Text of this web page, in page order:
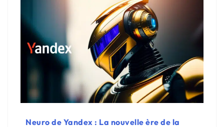
Neuro de Yandex : La nouvelle ère de la